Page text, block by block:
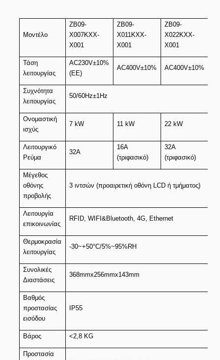
Μοντέλο
ZB09-
X007KXX-
X001
ZB09-
X011KXX-
X001
ZB09-
X022KXX-
X001
Τάση
λειτουργίας
AC230V±10%
(ΕΕ)
AC400V±10% AC400V±10%
Συχνότητα
λειτουργίας
50/60Hz±1Hz
Ονομαστική
ισχύς
7 kW 11 kW 22 kW
Λειτουργικό
Ρεύμα
32Α
16A
(τριφασικό)
32A
(τριφασικό)
Μέγεθος
οθόνης
προβολής
3 ιντσών (προαιρετική οθόνη LCD ή τμήματος)
Λειτουργία
επικοινωνίας
RFID, WIFI&Bluetooth, 4G, Ethernet
Θερμοκρασία
λειτουργίας
-30~+50°C/5%~95%RH
Συνολικές
Διαστάσεις
368mmx256mmx143mm
Βαθμός
προστασίας
εισόδου
IP55
Βάρος <2,8 KG
Προστασία